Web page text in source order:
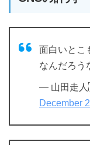
面白いとこ
なんだろ
— 山田走
December